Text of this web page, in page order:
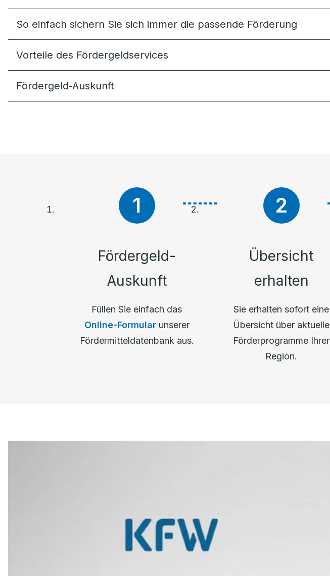
So einfach sichern Sie sich immer die passende Förderung
Vorteile des Fördergeldservices
Fördergeld-Auskunft
Fördergeld-
Auskunft
Füllen Sie einfach das
Online-Formularunserer
Fördermitteldatenbank aus.
Übersicht
erhalten
Sie erhalten sofort eine
Übersicht über aktuelle
Förderprogramme Ihrer
Region.